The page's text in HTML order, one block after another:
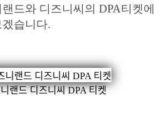
드와 디즈니씨의 DPA티켓에
습니다.
디즈니씨 DPA 티켓